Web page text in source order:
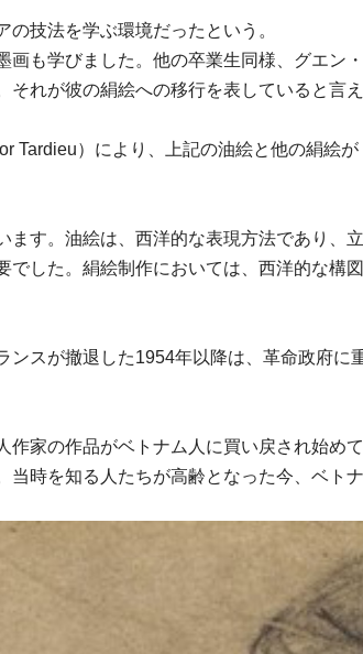
技法を学ぶ環境だったという。
画も学びました。他の卒業生同様、グエ
れが彼の絹絵への移行を表していると言え
Tardieu）により、上記の油絵と他の絹絵
ます。油絵は、西洋的な表現方法であり
した。絹絵制作においては、西洋的な構
スが撤退した1954年以降は、革命政府
作家の作品がベトナム人に買い戻され始め
時を知る人たちが高齢となった今、ベト